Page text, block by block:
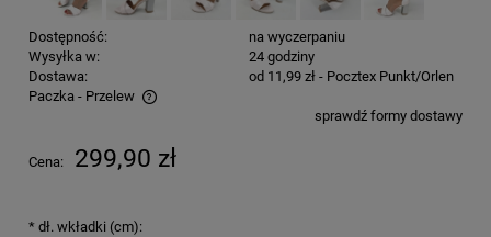
Dostępność:
na wyczerpaniu
Wysyłka w:
24 godziny
Dostawa:
od 11,99 zł - Pocztex Punkt/Orlen
Paczka - Przelew
Cena nie zawiera ewentualnych kosztów płatnościsprawdź formy dostawy
Cena: 299,90 zł
* dł. wkładki (cm):